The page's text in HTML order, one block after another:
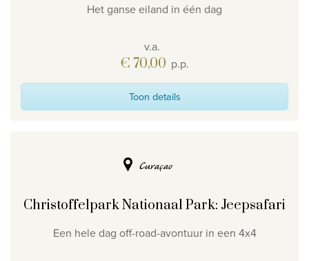
Het ganse eiland in één dag
v.a.
€ 70,00 p.p.
Toon details
Curaçao
Christoffelpark Nationaal Park: Jeepsafari
Een hele dag off-road-avontuur in een 4x4